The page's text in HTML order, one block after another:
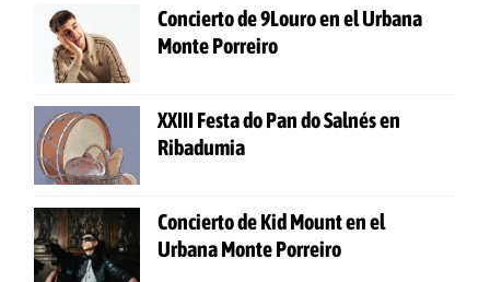
Concierto de 9Louro en el Urbana
Monte Porreiro
XXIII Festa do Pan do Salnés en
Ribadumia
Concierto de Kid Mount en el
Urbana Monte Porreiro